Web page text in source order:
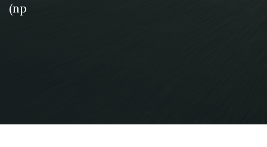
(np